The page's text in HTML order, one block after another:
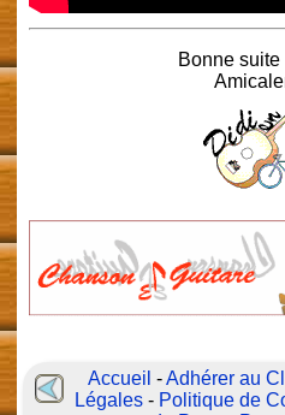
Bonne
Accueil -Adhérer au
Légales - Politique de